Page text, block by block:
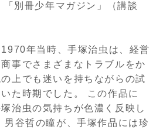
別冊少年マガジン」（講談
年当時、手塚治虫は、経営
事でさまざまなトラブルをか
上でも迷いを持ちながらの試
た時期でした。 この作品に
治虫の気持ちが色濃く反映し
男谷哲の瞳が、手塚作品には珍